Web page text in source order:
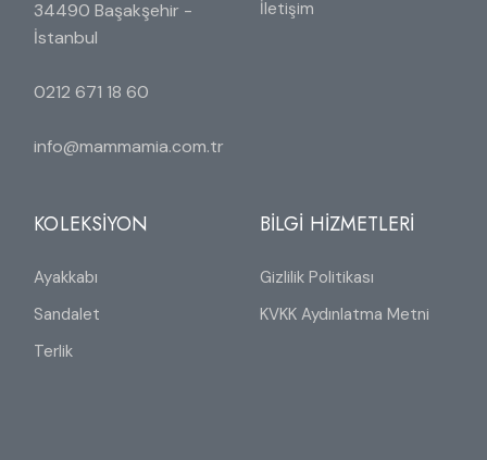
34490 Başakşehir -
İstanbul
0212 671 18 60
info@mammamia.com.tr
İletişim
KOLEKSİYON
Ayakkabı
Sandalet
Terlik
BİLGİ HİZMETLERİ
Gizlilik Politikası
KVKK Aydınlatma Metni